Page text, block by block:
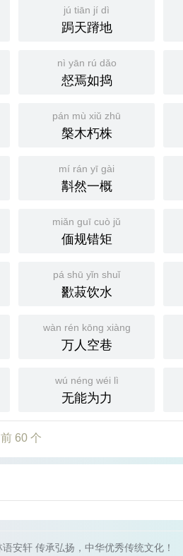
jú tiān jí dì
跼天蹐地
nì yān rú dǎo
惄焉如捣
pán mù xiǔ zhū
槃木朽株
mí rán yī gài
斠然一概
miǎn guī cuò jǔ
偭规错矩
pá shū yǐn shuǐ
歠菽饮水
wàn rén kōng xiàng
万人空巷
wú néng wéi lì
无能为力
60 个
安轩 传承弘扬，中华优秀传统文化！